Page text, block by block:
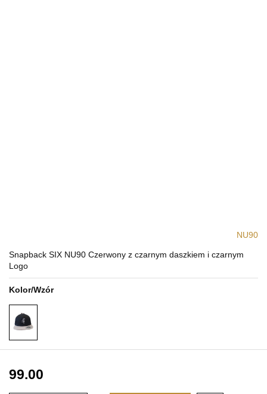
NU90
Snapback SIX NU90 Czerwony z czarnym daszkiem i czarnym
Logo
Kolor/Wzór
99.00